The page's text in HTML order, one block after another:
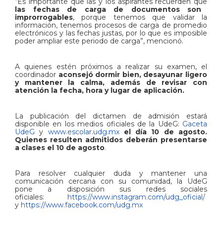
las fechas de carga de documentos son
improrrogables, porque tenemos que validar la
información, tenemos procesos de carga de promedio
electrónicos y las fechas justas, por lo que es imposible
poder ampliar este periodo de carga”, mencionó.
A quienes estén próximos a realizar su examen, el
coordinador aconsejó dormir bien, desayunar ligero
y mantener la calma, además de revisar con
atención la fecha, hora y lugar de aplicación.
La publicación del dictamen de admisión estará
disponible en los medios oficiales de la UdeG: Gaceta
UdeG y www.escolar.udg.mx el día 10 de agosto.
Quienes resulten admitidos deberán presentarse
a clases el 10 de agosto.
Para resolver cualquier duda y mantener una
comunicación cercana con su comunidad, la UdeG
pone a disposición sus redes sociales
oficiales: https://www.instagram.com/udg_oficial/
y https://www.facebook.com/udg.mx